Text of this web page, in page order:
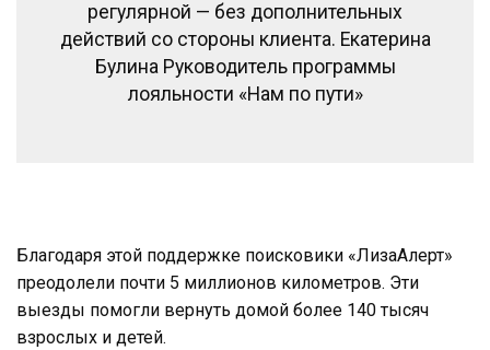
регулярной — без дополнительных
действий со стороны клиента. Екатерина
Булина Руководитель программы
лояльности «Нам по пути»
Благодаря этой поддержке поисковики «ЛизаАлерт»
преодолели почти 5 миллионов километров. Эти
выезды помогли вернуть домой более 140 тысяч
взрослых и детей.